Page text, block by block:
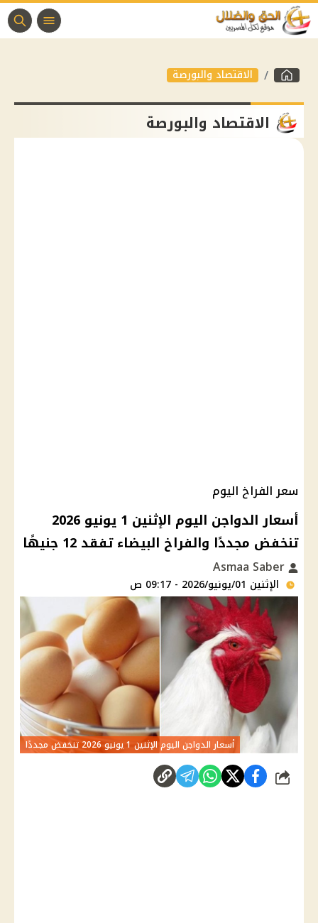
الاقتصاد والبورصة
الاقتصاد والبورصة
سعر الفراخ اليوم
أسعار الدواجن اليوم الإثنين 1 يونيو 2026
تنخفض مجددًا والفراخ البيضاء تفقد 12 جنيهًا
الإثنين 01/يونيو/2026 - 09:17 ص
أسعار الدواجن اليوم الإثنين 1 يونيو 2026 تنخفض مجددًا
شارك